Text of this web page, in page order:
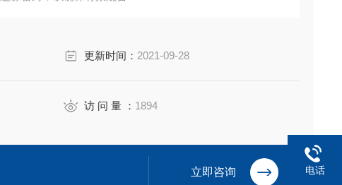
更新时间： 2021-09-28
访 问 量 ： 1894
立即咨询 电话